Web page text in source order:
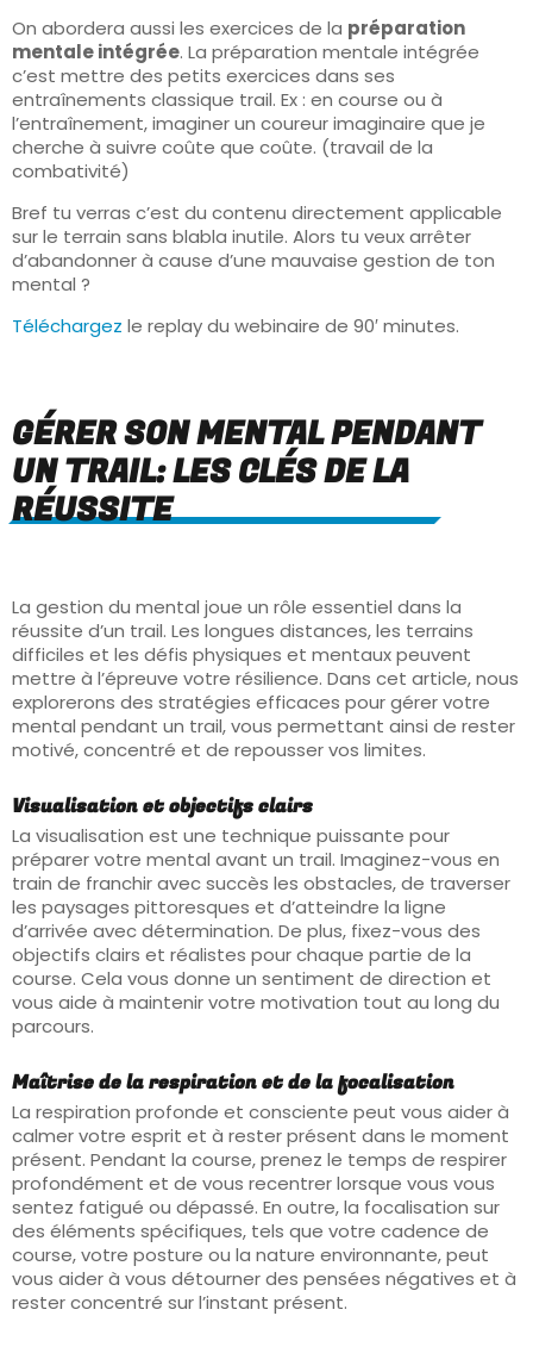
On abordera aussi les exercices de la préparation
mentale intégrée. La préparation mentale intégrée
c’est mettre des petits exercices dans ses
entraînements classique trail. Ex : en course ou à
l’entraînement, imaginer un coureur imaginaire que je
cherche à suivre coûte que coûte. (travail de la
combativité)
Bref tu verras c’est du contenu directement applicable
sur le terrain sans blabla inutile. Alors tu veux arrêter
d’abandonner à cause d’une mauvaise gestion de ton
mental ?
Téléchargez le replay du webinaire de 90′ minutes.
GÉRER SON MENTAL PENDANT
UN TRAIL: LES CLÉS DE LA
RÉUSSITE
La gestion du mental joue un rôle essentiel dans la
réussite d’un trail. Les longues distances, les terrains
difficiles et les défis physiques et mentaux peuvent
mettre à l’épreuve votre résilience. Dans cet article, nous
explorerons des stratégies efficaces pour gérer votre
mental pendant un trail, vous permettant ainsi de rester
motivé, concentré et de repousser vos limites.
Visualisation et objectifs clairs
La visualisation est une technique puissante pour
préparer votre mental avant un trail. Imaginez-vous en
train de franchir avec succès les obstacles, de traverser
les paysages pittoresques et d’atteindre la ligne
d’arrivée avec détermination. De plus, fixez-vous des
objectifs clairs et réalistes pour chaque partie de la
course. Cela vous donne un sentiment de direction et
vous aide à maintenir votre motivation tout au long du
parcours.
Maîtrise de la respiration et de la focalisation
La respiration profonde et consciente peut vous aider à
calmer votre esprit et à rester présent dans le moment
présent. Pendant la course, prenez le temps de respirer
profondément et de vous recentrer lorsque vous vous
sentez fatigué ou dépassé. En outre, la focalisation sur
des éléments spécifiques, tels que votre cadence de
course, votre posture ou la nature environnante, peut
vous aider à vous détourner des pensées négatives et à
rester concentré sur l’instant présent.